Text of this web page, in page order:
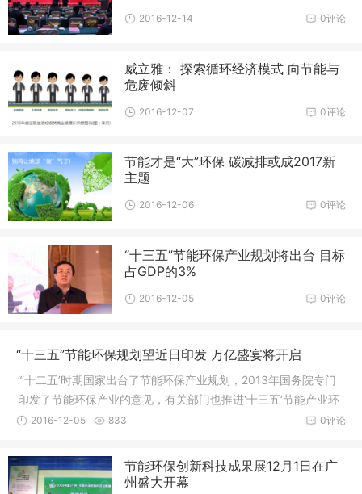
0评论
2016-12-14
威立雅： 探索循环经济模式 向节能与
危废倾斜
0评论
2016-12-07
节能才是“大”环保 碳减排或成2017新
主题
0评论
2016-12-06
“十三五”节能环保产业规划将出台 目标
占GDP的3%
0评论
2016-12-05
“十三五”节能环保规划望近日印发 万亿盛宴将开启
“‘十二五’时期国家出台了节能环保产业规划，2013年国务院专门
印发了节能环保产业的意见，有关部门也推进‘十三五’节能产业环
保规划，近期就可以印发。规划提到2020年节能环保产业增加值
0评论
2016-12-05 833
节能环保创新科技成果展12月1日在广
州盛大开幕